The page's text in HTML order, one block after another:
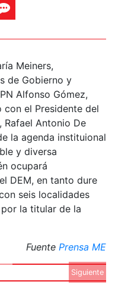
Meiners,
de Gobierno y
Alfonso Gómez,
con el Presidente del
Rafael Antonio De
la agenda instituional
y diversa
ocupará
DEM, en tanto dure
seis localidades
la titular de la
Fuente Prensa ME
Siguiente